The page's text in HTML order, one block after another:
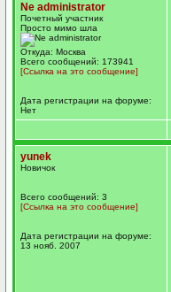
Ne administrator
Почетный участник
Просто мимо шла
Откуда: Москва
Всего сообщений: 173941
[Ссылка на это сообщение]
Дата регистрации на форуме:
Нет
yunek
Новичок
Всего сообщений: 3
[Ссылка на это сообщение]
Дата регистрации на форуме:
13 нояб. 2007